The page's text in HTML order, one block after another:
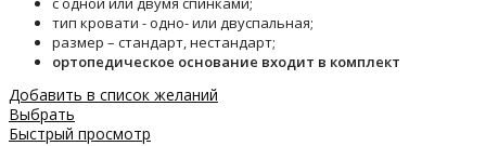
тип кровати - одно- или двуспальная;
размер – стандарт, нестандарт;
ортопедическое основание входит в комплект
Добавить в список желаний
Выбрать
Быстрый просмотр